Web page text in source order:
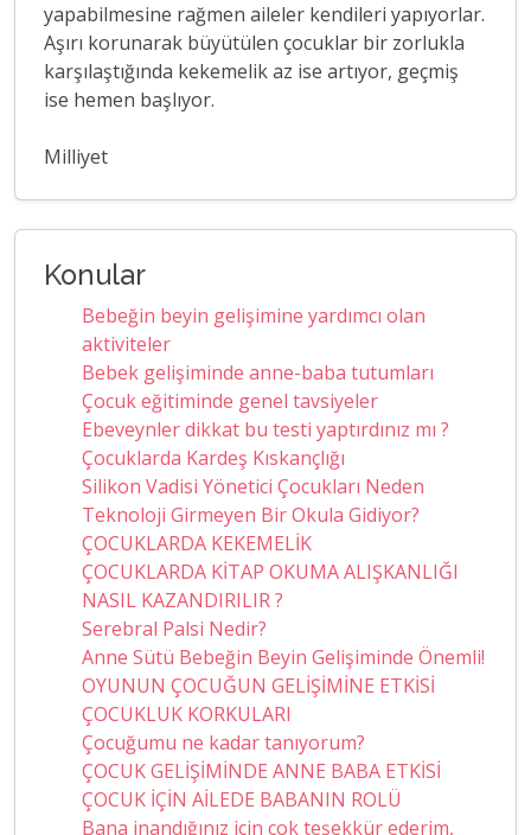
yapabilmesine rağmen aileler kendileri yapıyorlar.
Aşırı korunarak büyütülen çocuklar bir zorlukla
karşılaştığında kekemelik az ise artıyor, geçmiş
ise hemen başlıyor.
Milliyet
Konular
Bebeğin beyin gelişimine yardımcı olan
aktiviteler
Bebek gelişiminde anne-baba tutumları
Çocuk eğitiminde genel tavsiyeler
Ebeveynler dikkat bu testi yaptırdınız mı ?
Çocuklarda Kardeş Kıskançlığı
Silikon Vadisi Yönetici Çocukları Neden
Teknoloji Girmeyen Bir Okula Gidiyor?
ÇOCUKLARDA KEKEMELİK
ÇOCUKLARDA KİTAP OKUMA ALIŞKANLIĞI
NASIL KAZANDIRILIR ?
Serebral Palsi Nedir?
Anne Sütü Bebeğin Beyin Gelişiminde Önemli!
OYUNUN ÇOCUĞUN GELİŞİMİNE ETKİSİ
ÇOCUKLUK KORKULARI
Çocuğumu ne kadar tanıyorum?
ÇOCUK GELİŞİMİNDE ANNE BABA ETKİSİ
ÇOCUK İÇİN AİLEDE BABANIN ROLÜ
Bana inandığınız için çok teşekkür ederim,